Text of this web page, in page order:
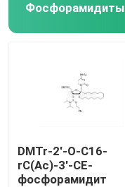
Фосфорамидиты
DMTr-2'-O-C16-
rC(Ac)-3'-CE-
фосфорамидит